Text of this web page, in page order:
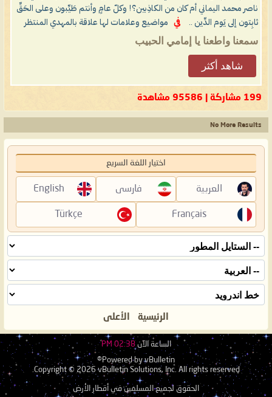
ناصر محمد اليماني أم كان من الكاذِبين؟! وكلّ عامٍ وأنتم طَيِّبون وعلى الحَقِّ
ثابِتون إلى يَوم الدِّين ..
في مواضيع وعلامات لها علاقة بالمهدي المنتظر
سمعنا واطعنا يا إمامي الحبيب
شاهد أكثر
199 مشاركة | 95586 مشاهدة
No More Results
اختيار اللغة السريع
العربية فارسی English
Français
Türkçe
الرئيسية الأعلى
الساعة الآن02:38 PM
Powered by vBulletin®
Copyright © 2026 vBulletin Solutions, Inc. All rights reserved.
الحقوق لجميع المسلمين في أقطار الأرض